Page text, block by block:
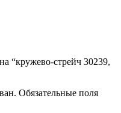
“кружево-стрейч 30239,
Обязательные поля